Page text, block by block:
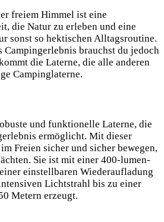
freiem Himmel ist eine
die Natur zu erleben und eine
sonst so hektischen Alltagsroutine.
Campingerlebnis brauchst ‌du jedoch
die ‍Laterne, die alle ⁤anderen
Campinglaterne.
und ⁣funktionelle Laterne, die
ermöglicht.⁤ Mit dieser‍
Freien sicher‍ und⁤ sicher bewegen,⁤
Sie ist mit einer 400-lumen-
einstellbaren Wiederaufladung‍
Lichtstrahl⁤ bis⁢ zu einer
Metern‌ erzeugt.